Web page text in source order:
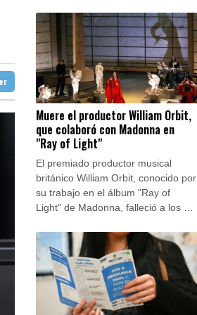
Bueno Aires
25 °C
San Salvador
20 °C
25 °C
26 °C
Buenos Aires
8 °C
12 °C
Yemen
migrantes
de EEUU
of Light"
Muere el productor William Orbit,
que colaboró con Madonna en
"Ray of Light"
El premiado productor musical
británico William Orbit, conocido por
su trabajo en el álbum "Ray of
Light" de Madonna, falleció a los 69
en redes sociales.